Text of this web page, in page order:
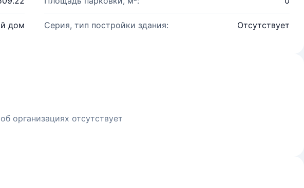
дом Серия, тип постройки здания: Отсутствует
организациях отсутствует